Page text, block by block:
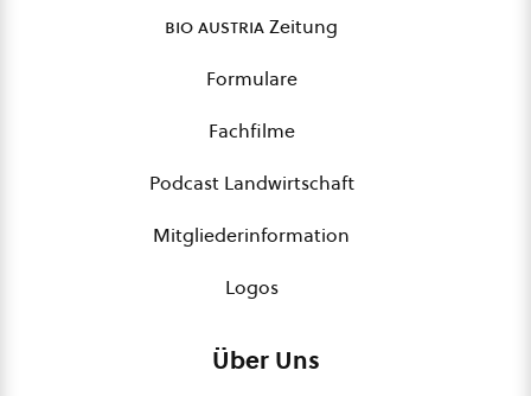
bio austriaZeitung
Formulare
Fachfilme
Podcast Landwirtschaft
Mitgliederinformation
Logos
Über Uns